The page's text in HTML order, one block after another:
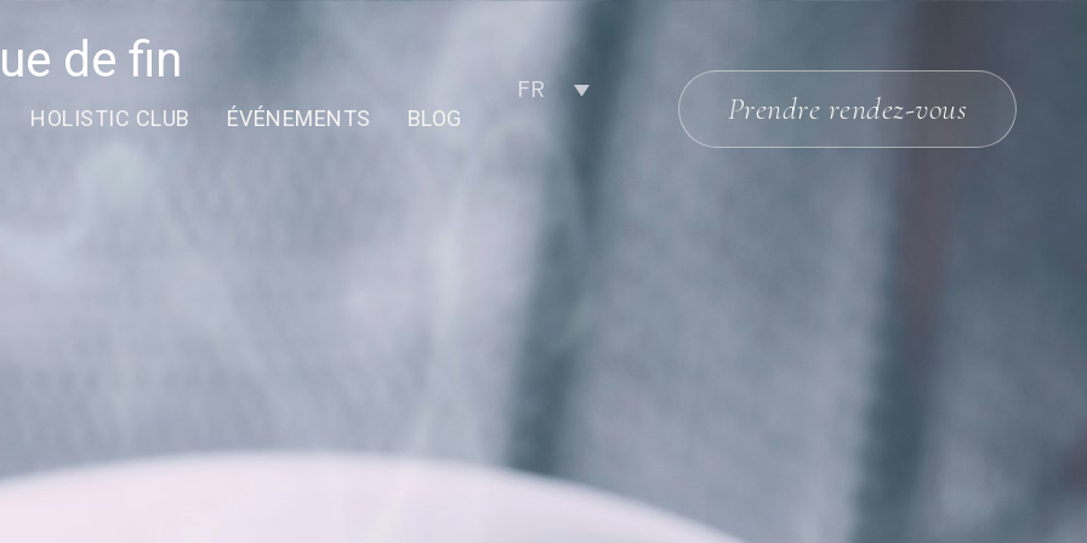
HOLISTIC CLUB ÉVÉNEMENTS BLOG
FR
Prendre rendez-vous
de fin